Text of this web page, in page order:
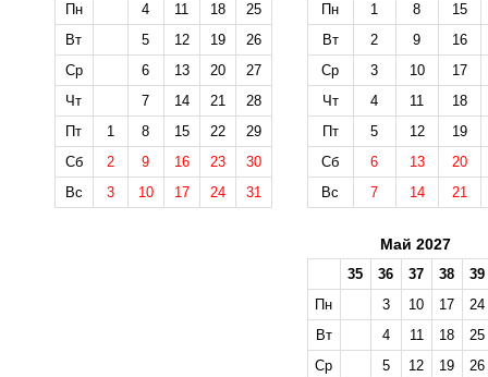
Пн
4 11 18
25
Вт
5 12 19
26
Ср
6 13 20
27
Чт
7 14 21
28
Пт
1 8 15 22
29
Сб
2 9 16 23
30
Вс
3 10 17 24 31
Пн
1 8
15
Вт
2 9
16
Ср
3 10
17
Чт
4 11
18
Пт
5 12
19
Сб
6 13
20
Вс
7 14 21
Май 2027
35 36 37 38
39
Пн
3 10 17
24
Вт
4 11 18
25
Ср
5 12 19
26